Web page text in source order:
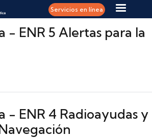
Servicios en línea
- ENR 5 Alertas para la
- ENR 4 Radioayudas y